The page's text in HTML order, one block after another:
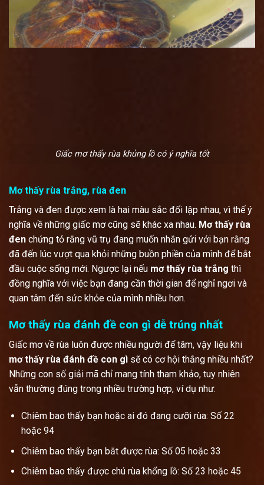
Giấc mơ thấy rùa khủng lồ có ý nghĩa tốt
Mơ thấy rùa trắng, rùa đen
Trắng và đen được xem là hai màu sắc đối lập nhau, vì thế ý
nghĩa về những giấc mơ cũng sẽ khác xa nhau. Mơ thấy rùa
đen chứng tỏ rằng vũ trụ đang muốn nhắn gửi với bạn rằng
đã đến lúc vượt qua khỏi những buồn phiền của mình để bắt
đầu cuộc sống mới. Ngược lại nếu mơ thấy rùa trắng thì
đồng nghĩa với việc bạn đang cần thời gian để nghỉ ngơi và
quan tâm đến sức khỏe của mình nhiều hơn.
Mơ thấy rùa đánh đề con gì dễ trúng nhất
Giấc mơ về rùa luôn được nhiều người để tâm, vậy liệu khi
mơ thấy rùa đánh đề con gì sẽ có cơ hội thắng nhiều nhất?
Những con số giải mã chỉ mang tính tham khảo, tuy nhiên
vẫn thường đúng trong nhiều trường hợp, ví dụ như:
Chiêm bao thấy bạn hoặc ai đó đang cưỡi rùa: Số 22
hoặc 94
Chiêm bao thấy bạn bắt được rùa: Số 05 hoặc 33
Chiêm bao thấy được chú rùa khổng lồ: Số 23 hoặc 45